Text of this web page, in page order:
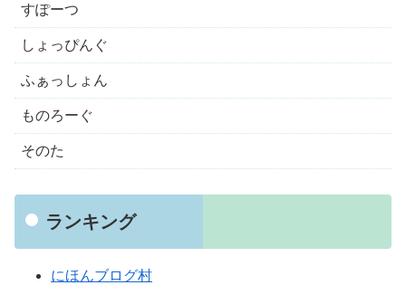
すぽーつ
しょっぴんぐ
ふぁっしょん
ものろーぐ
そのた
ランキング
にほんブログ村